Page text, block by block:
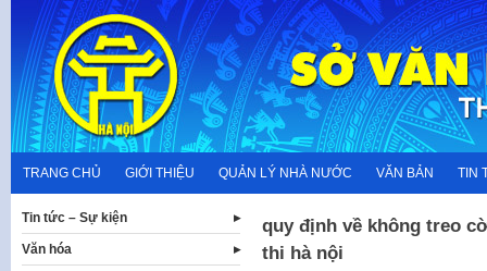
content
TRANG CHỦ GIỚI THIỆU QUẢN LÝ NHÀ NƯỚC VĂN BẢN TIN
quy định về không treo
thi hà nội
Tin tức – Sự kiện
Văn hóa